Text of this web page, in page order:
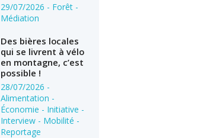
29/07/2026 - Forêt -
Médiation
Des bières locales
qui se livrent à vélo
en montagne, c’est
possible !
28/07/2026 -
Alimentation -
Économie - Initiative -
Interview - Mobilité -
Reportage